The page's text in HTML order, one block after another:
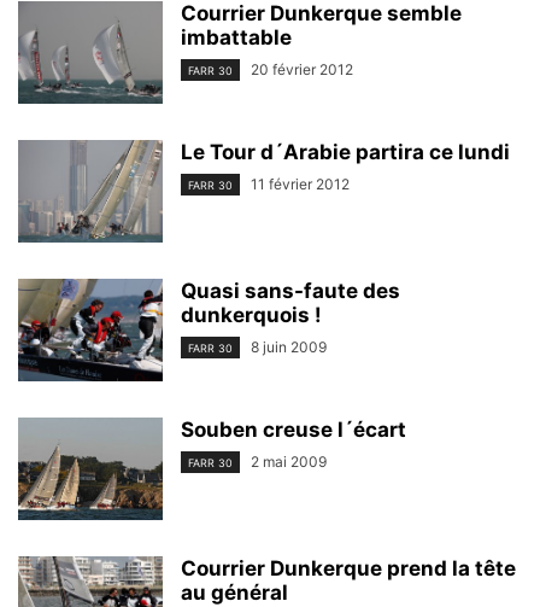
Courrier Dunkerque semble
imbattable
FARR 30 20 février 2012
Le Tour d´Arabie partira ce lundi
FARR 30 11 février 2012
Quasi sans-faute des
dunkerquois !
FARR 30 8 juin 2009
Souben creuse l´écart
FARR 30 2 mai 2009
Courrier Dunkerque prend la tête
au général